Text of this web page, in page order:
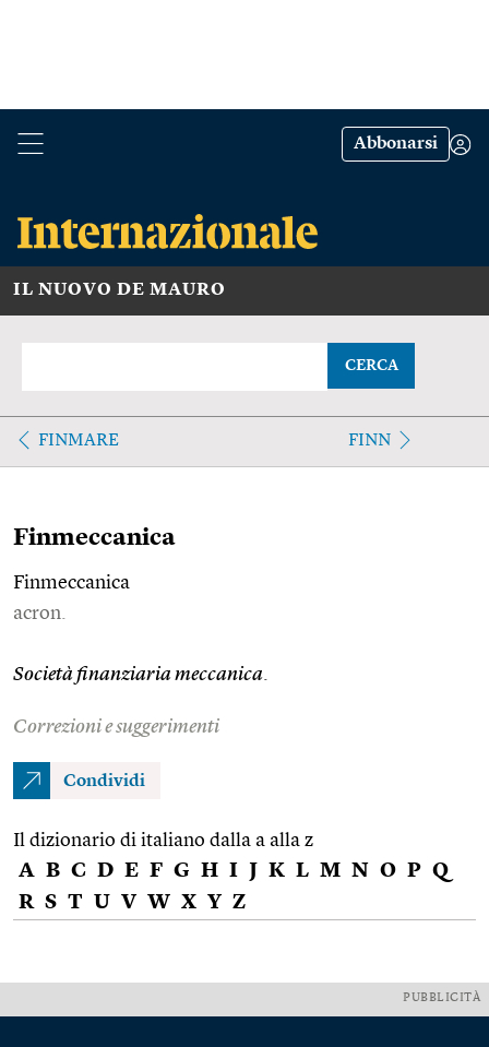
Abbonarsi
IL NUOVO DE MAURO
CERCA
FINMARE FINN
Finmeccanica
Finmeccanica
acron.
Società finanziaria meccanica
Correzioni e suggerimenti
Condividi
Il dizionario di italiano dalla a alla z
A B C D E F G H I J K L M N O P Q
R S T U V W X Y Z
PUBBLICITÀ